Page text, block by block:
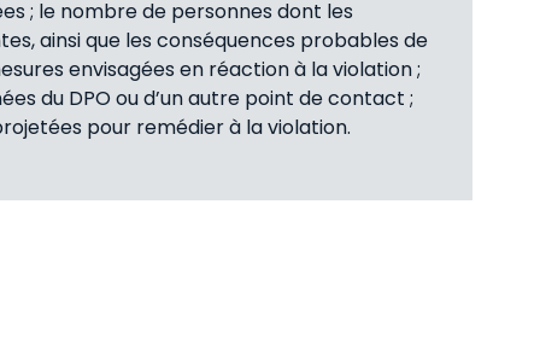
; le nombre de personnes dont les
ainsi que les conséquences probables de
envisagées en réaction à la violation ;
du DPO ou d’un autre point de contact ;
pour remédier à la violation.